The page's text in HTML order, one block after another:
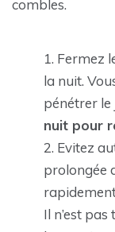
combles.
Fermez
la nuit.
pénétrer le
nuit pour
Evitez
prolongée
Il n’est